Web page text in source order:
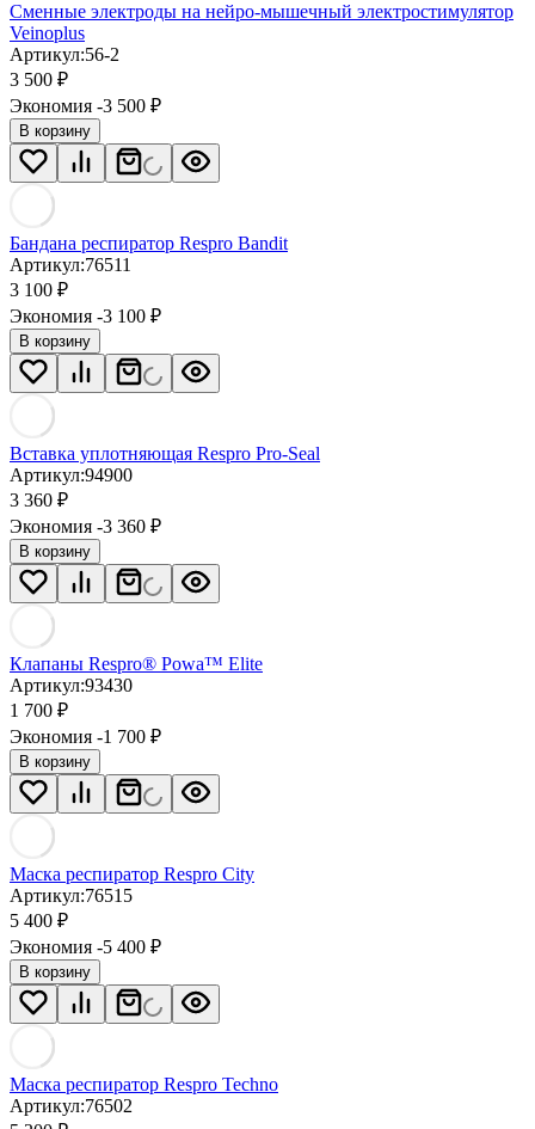
Сменные электроды на нейро-мышечный электростимулятор
Veinoplus
Артикул:56-2
3 500 ₽
Экономия -3 500 ₽
В корзину
Бандана респиратор Respro Bandit
Артикул:76511
3 100 ₽
Экономия -3 100 ₽
В корзину
Вставка уплотняющая Respro Pro-Seal
Артикул:94900
3 360 ₽
Экономия -3 360 ₽
В корзину
Клапаны Respro® Powa™ Elite
Артикул:93430
1 700 ₽
Экономия -1 700 ₽
В корзину
Маска респиратор Respro City
Артикул:76515
5 400 ₽
Экономия -5 400 ₽
В корзину
Маска респиратор Respro Techno
Артикул:76502